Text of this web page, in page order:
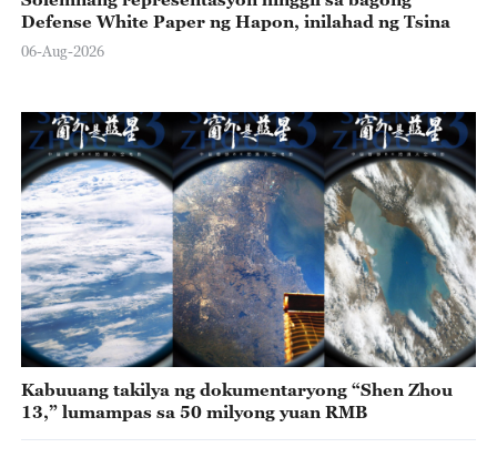
Defense White Paper ng Hapon, inilahad ng Tsina
06-Aug-2026
Kabuuang takilya ng dokumentaryong “Shen Zhou
13,” lumampas sa 50 milyong yuan RMB